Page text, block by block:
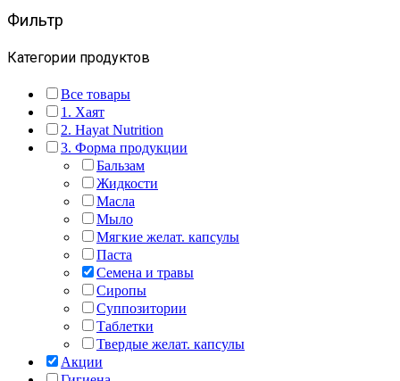
Фильтр
Категории продуктов
Все товары
1. Хаят
2. Hayat Nutrition
3. Форма продукции
Бальзам
Жидкости
Масла
Мыло
Мягкие желат. капсулы
Паста
Семена и травы
Сиропы
Суппозитории
Таблетки
Твердые желат. капсулы
Акции